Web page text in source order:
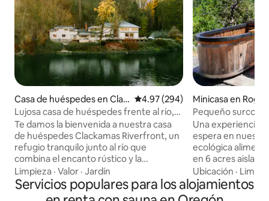
Casa de huéspedes en Clac
kamas
Calificación promedio: 4.97 de
4.97 (294)
Lujosa casa de huéspedes frente al río,
sauna y jacuzzi.
Te damos la bienvenida a nuestra casa
de huéspedes Clackamas Riverfront, un
refugio tranquilo junto al río que
combina el encanto rústico y la
comodidad moderna. Relájate en tu
jacuzzi y sauna privados, relájate junto a
la chimenea y disfruta de
Limpieza · Valor · Jardín
Minicasa en
Pequeño surco
inmersión
Una experiencia
espera en
ecológica
en 6 acres
perfectamente
en la ladera a 200
que permite
Ubicación ·
Servicios populares para los alojamientos